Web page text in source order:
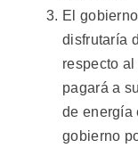
El
disfrutaría
respecto
pagará a
de energía
gobierno